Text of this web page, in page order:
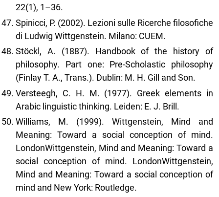
22(1), 1–36.
Spinicci, P. (2002). Lezioni sulle Ricerche filosofiche
di Ludwig Wittgenstein. Milano: CUEM.
Stöckl, A. (1887). Handbook of the history of
philosophy. Part one: Pre-Scholastic philosophy
(Finlay T. A., Trans.). Dublin: M. H. Gill and Son.
Versteegh, C. H. M. (1977). Greek elements in
Arabic linguistic thinking. Leiden: E. J. Brill.
Williams, M. (1999). Wittgenstein, Mind and
Meaning: Toward a social conception of mind.
LondonWittgenstein, Mind and Meaning: Toward a
social conception of mind. LondonWittgenstein,
Mind and Meaning: Toward a social conception of
mind and New York: Routledge.